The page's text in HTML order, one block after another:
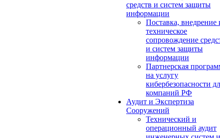
средств и систем защиты
информации
Поставка, внедрение
техническое
сопровождение
и систем защиты
информации
Партнерская
на услугу
кибербезопасности
компаний РФ
Аудит и Экспертиза
Сооружений
Технический и
операционный аудит